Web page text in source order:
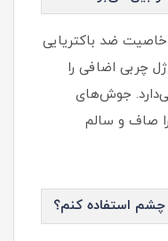
ضد باکتریایی
چربی اضافی را
جوش‌های
صاف و سالم
چشم استفاده کنم؟